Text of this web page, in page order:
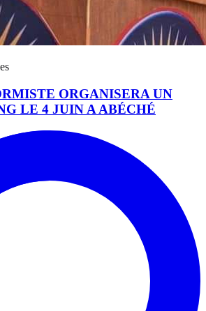
ORGANISERA UN
LE 4 JUIN A ABÉCHÉ